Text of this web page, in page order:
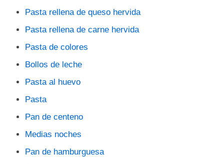
Pasta rellena de queso hervida
Pasta rellena de carne hervida
Pasta de colores
Bollos de leche
Pasta al huevo
Pasta
Pan de centeno
Medias noches
Pan de hamburguesa